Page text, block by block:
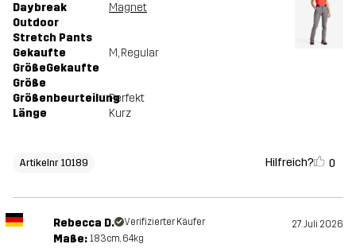
Daybreak
Outdoor
Stretch Pants
Magnet
Gekaufte
GrößeGekaufte
Größe
M, Regular
GrößenbeurteilungPerfekt
Länge
Kurz
Artikelnr 10189 Hilfreich? 0
Rebecca D. Verifizierter Käufer 27. Juli 2026
Maße: 183cm, 64kg